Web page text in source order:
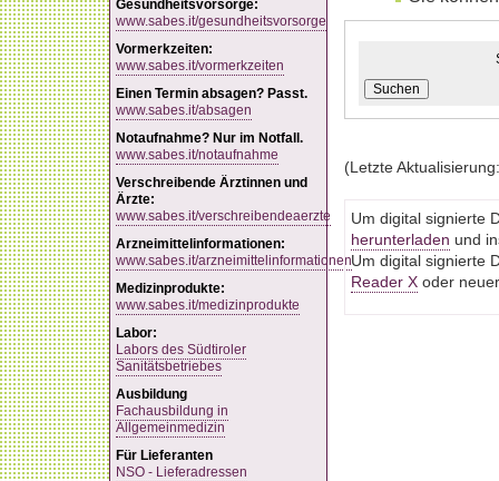
Gesundheitsvorsorge:
www.sabes.it/gesundheitsvorsorge
Vormerkzeiten:
www.sabes.it/vormerkzeiten
Einen Termin absagen? Passt.
www.sabes.it/absagen
Notaufnahme? Nur im Notfall.
www.sabes.it/notaufnahme
Verschreibende Ärztinnen und
Ärzte:
www.sabes.it/verschreibendeaerzte
Arzneimittelinformationen:
www.sabes.it/arzneimittelinformationen
Medizinprodukte:
www.sabes.it/medizinprodukte
Labor:
Labors des Südtiroler
Sanitätsbetriebes
Ausbildung
Fachausbildung in
Allgemeinmedizin
Für Lieferanten
NSO - Lieferadressen
Suchen
(Letzte
Um digital signierte
herunterladen und
Um digital signierte
Reader X oder